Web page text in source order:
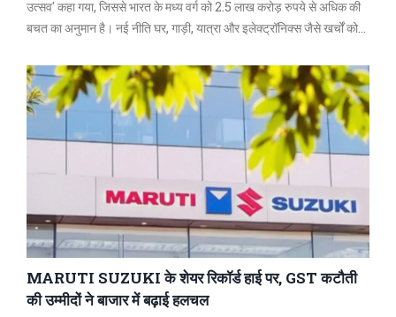
उत्सव' कहा गया, जिससे भारत के मध्य वर्ग को 2.5 लाख करोड़ रुपये से अधिक की
बचत का अनुमान है। नई नीति घर, गाड़ी, यात्रा और इलेक्ट्रॉनिक्स जैसे खर्चों को
MARUTI SUZUKI के शेयर रिकॉर्ड हाई पर, GST कटौती
की उम्मीदों ने बाजार में बढ़ाई हलचल